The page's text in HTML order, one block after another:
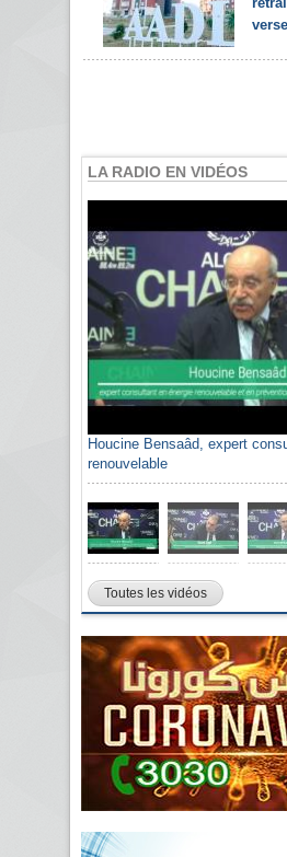
LA RADIO EN VIDÉOS
Houcine Bensaâd, expert
renouvelable
Toutes les vidéos